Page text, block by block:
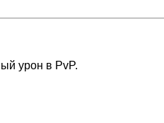
урон в PvP.